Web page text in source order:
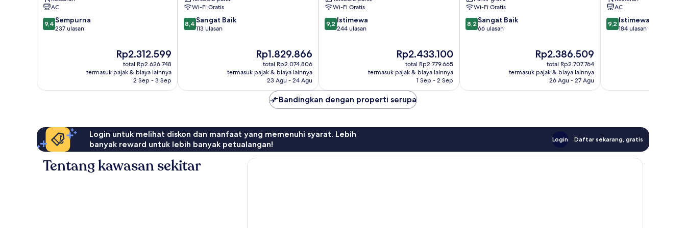
AC
9.4
dari
9,4 Sempurna
237 ulasan
Harga
sekarang
Rp2.312.599
Rp2.312.599
total Rp2.626.748
termasuk pajak & biaya lainnya
2 Sep - 3 Sep
Wi-Fi Gratis
8.4
dari
8,4 Sangat Baik
113 ulasan
Harga
sekarang
Rp1.829.866
Rp1.829.866
total Rp2.074.806
termasuk pajak & biaya lainnya
23 Agu - 24 Agu
Wi-Fi Gratis
9.2
dari
9,2 Istimewa
244 ulasan
Harga
sekarang
Rp2.433.100
Rp2.433.100
total Rp2.779.665
termasuk pajak & biaya lainnya
1 Sep - 2 Sep
Wi-Fi Gratis
8.2
dari
8,2 Sangat Baik
66 ulasan
Harga
sekarang
Rp2.386.509
Rp2.386.509
total Rp2.707.764
termasuk pajak & biaya lainnya
26 Agu - 27 Agu
AC
9.2
dari
9,2 Istimewa
184 ulasan
Bandingkan dengan properti serupa
Login untuk melihat diskon dan manfaat yang memenuhi syarat. Lebih
banyak reward untuk lebih banyak petualangan!
Login Daftar sekarang, gratis
Tentang kawasan sekitar